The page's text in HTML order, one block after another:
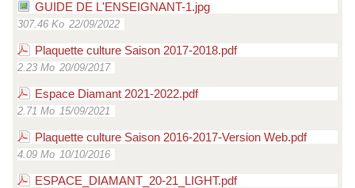
GUIDE DE L'ENSEIGNANT-1.jpg
307.46 Ko 22/09/2022
Plaquette culture Saison 2017-2018.pdf
2.23 Mo 20/09/2017
Espace Diamant 2021-2022.pdf
2.71 Mo 15/09/2021
Plaquette culture Saison 2016-2017-Version Web.pdf
4.09 Mo 10/10/2016
ESPACE_DIAMANT_20-21_LIGHT.pdf